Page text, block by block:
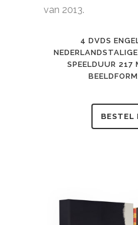
van 2013.
4 DVDS
SPEELDUUR 217
BESTEL